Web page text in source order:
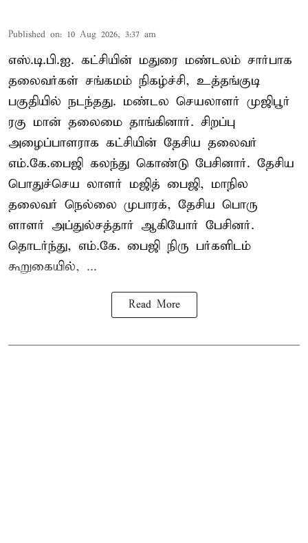
Published on: 10 Aug 2026, 3:37 am
எஸ்.டி.பி.ஐ. கட்சியின் மதுரை மண்டலம் சார்பாக
தலைவர்கள் சங்கமம் நிகழ்ச்சி, உத்தங்குடி
பகுதியில் நடந்தது. மண்டல செயலாளர் முஜிபூர்
ரகு மான் தலைமை தாங்கினார். சிறப்பு
அழைப்பாளராக கட்சியின் தேசிய தலைவர்
எம்.கே.பைஜி கலந்து கொண்டு பேசினார். தேசிய
பொதுச்செய லாளர் மஜித் பைஜி, மாநில
தலைவர் நெல்லை முபாரக், தேசிய பொரு
ளாளர் அப்துல்சத்தார் ஆகியோர் பேசினர்.
தொடர்ந்து, எம்.கே. பைஜி நிரு பர்களிடம்
கூறுகையில், ...
Read More